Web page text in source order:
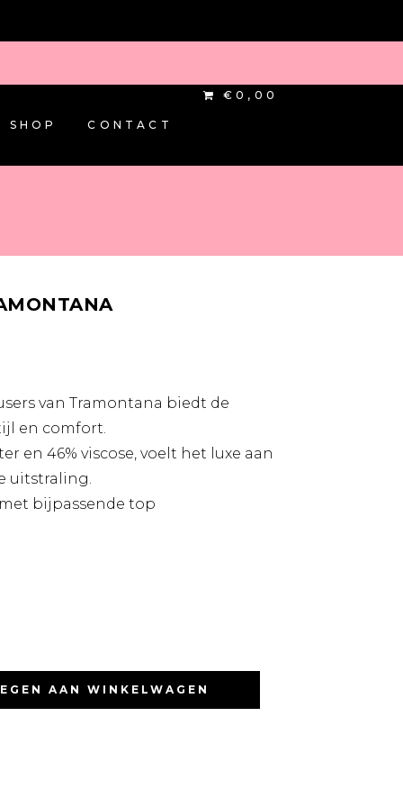
SHOP CONTACT
€0,00
van Tramontana biedt de
en comfort.
en 46% viscose, voelt het luxe aan
uitstraling.
bijpassende top
AAN WINKELWAGEN